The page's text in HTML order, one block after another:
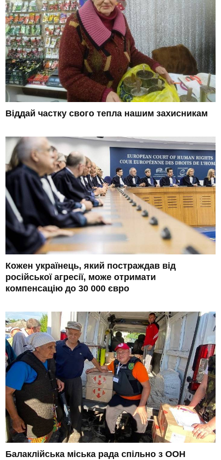
Віддай частку свого тепла нашим захисникам
Кожен українець, який постраждав від
російської агресії, може отримати
компенсацію до 30 000 євро
Балаклійська міська рада спільно з ООН